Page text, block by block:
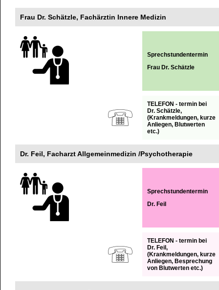
Frau Dr. Schätzle, Fachärztin Innere Medizin
Sprechstundentermin
Frau Dr. Schätzle
TELEFON - termin bei
Dr. Schätzle,
(Krankmeldungen, kurze
Anliegen, Blutwerten
etc.)
Dr. Feil, Facharzt Allgemeinmedizin /Psychotherapie
Sprechstundentermin
Dr. Feil
TELEFON - termin bei
Dr. Feil,
(Krankmeldungen, kurze
Anliegen, Besprechung
von Blutwerten etc.)